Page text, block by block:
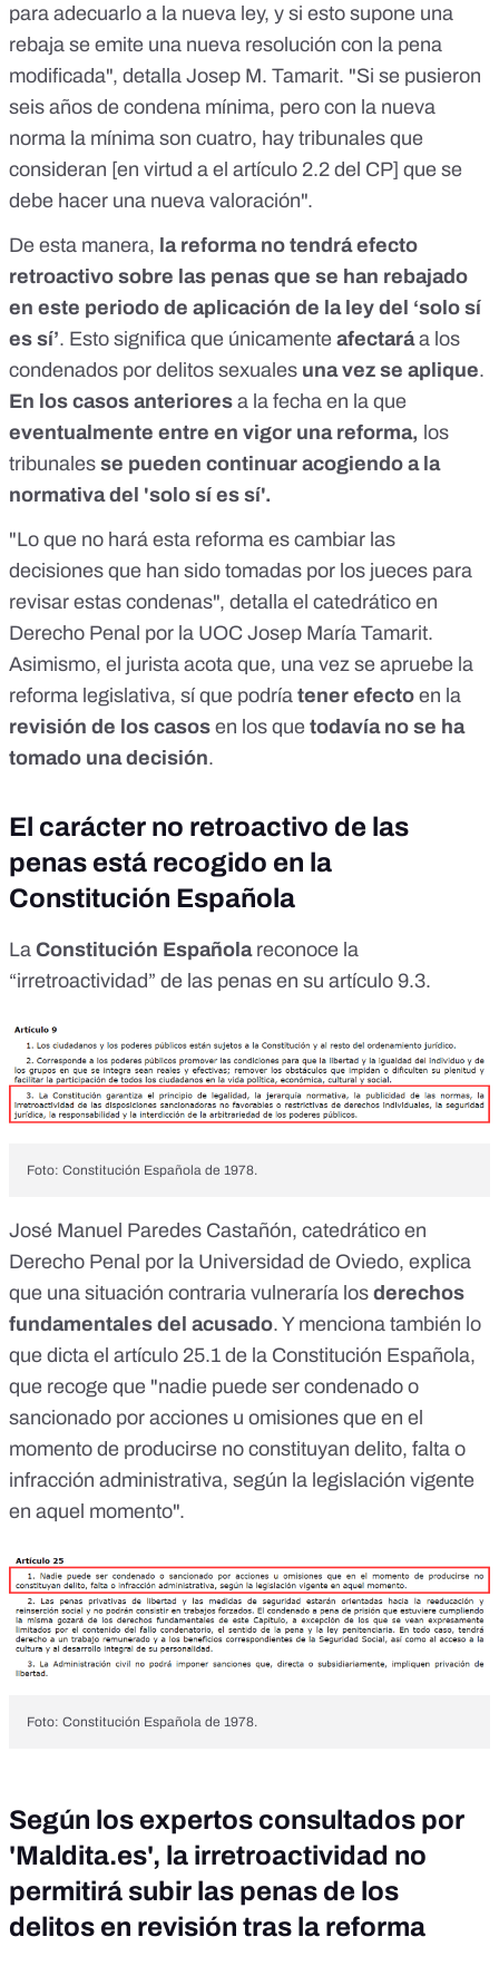
para adecuarlo a la nueva ley, y si esto supone una
rebaja se emite una nueva resolución con la pena
modificada", detalla Josep M. Tamarit. "Si se pusieron
seis años de condena mínima, pero con la nueva
norma la mínima son cuatro, hay tribunales que
consideran [en virtud a el artículo 2.2 del CP] que se
debe hacer una nueva valoración".
De esta manera, la reforma no tendrá efecto
retroactivo sobre las penas que se han rebajado
en este periodo de aplicación de la ley del ‘solo sí
es sí’. Esto significa que únicamente afectaráa los
condenados por delitos sexuales una vez se aplique.
En los casos anteriores a la fecha en la que
eventualmente entre en vigor una reforma, los
tribunales se pueden continuar acogiendo a la
normativa del 'solo sí es sí'.
"Lo que no hará esta reforma es cambiar las
decisiones que han sido tomadas por los jueces para
revisar estas condenas", detalla el catedrático en
Derecho Penal por la UOC Josep María Tamarit.
Asimismo, el jurista acota que, una vez se apruebe la
reforma legislativa, sí que podría tener efecto en la
revisión de los casos en los que todavía no se ha
tomado una decisión.
El carácter no retroactivo de las
penas está recogido en la
Constitución Española
La Constitución Españolareconoce la
“irretroactividad” de las penas en su artículo 9.3.
Foto: Constitución Española de 1978.
José Manuel Paredes Castañón, catedrático en
Derecho Penal por la Universidad de Oviedo, explica
que una situación contraria vulneraría los derechos
fundamentales del acusado. Y menciona también lo
que dicta el artículo 25.1 de la Constitución Española,
que recoge que "nadie puede ser condenado o
sancionado por acciones u omisiones que en el
momento de producirse no constituyan delito, falta o
infracción administrativa, según la legislación vigente
en aquel momento".
Foto: Constitución Española de 1978.
Según los expertos consultados por
'Maldita.es', la irretroactividad no
permitirá subir las penas de los
delitos en revisión tras la reforma